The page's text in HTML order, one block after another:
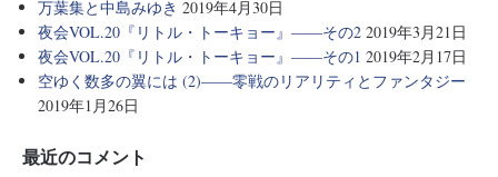
万葉集と中島みゆき 2019年4月30日
夜会VOL.20『リトル・トーキョー』――その2 2019年3月21日
夜会VOL.20『リトル・トーキョー』――その1 2019年2月17日
空ゆく数多の翼には (2)――零戦のリアリティとファンタジー
2019年1月26日
最近のコメント